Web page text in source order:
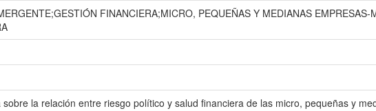
FINANCIERA;MICRO, PEQUEÑAS Y MEDIANAS EMPRESAS-
la relación entre riesgo político y salud financiera de las micro, pequeñas y